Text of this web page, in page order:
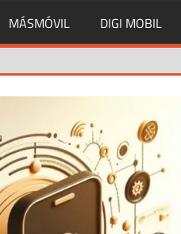
MÁSMÓVIL DIGI MOBIL